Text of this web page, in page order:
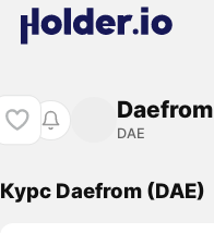
Daefrom
DAE
Курс Daefrom (DAE)